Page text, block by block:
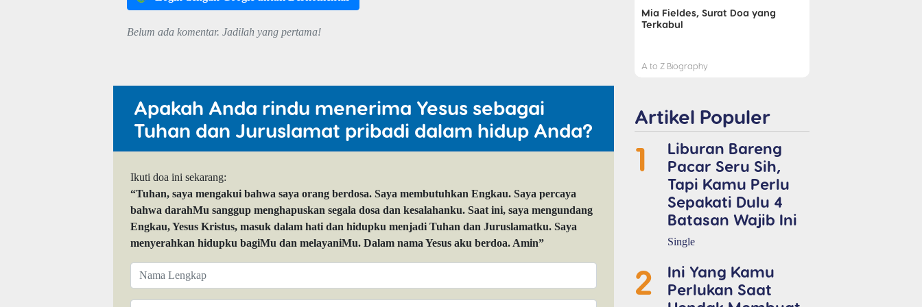
Belum ada komentar. Jadilah yang pertama!
Apakah Anda rindu menerima Yesus sebagai
Tuhan dan Juruslamat pribadi dalam hidup Anda?
Ikuti doa ini sekarang:
“Tuhan, saya mengakui bahwa saya orang berdosa. Saya membutuhkan Engkau. Saya percaya
bahwa darahMu sanggup menghapuskan segala dosa dan kesalahanku. Saat ini, saya mengundang
Engkau, Yesus Kristus, masuk dalam hati dan hidupku menjadi Tuhan dan Juruslamatku. Saya
menyerahkan hidupku bagiMu dan melayaniMu. Dalam nama Yesus aku berdoa. Amin”
Mia Fieldes, Surat Doa yang
Terkabul
A to Z Biography
Artikel Populer
1
Liburan Bareng
Pacar Seru Sih,
Tapi Kamu Perlu
Sepakati Dulu 4
Batasan Wajib Ini
Single
2
Ini Yang Kamu
Perlukan Saat